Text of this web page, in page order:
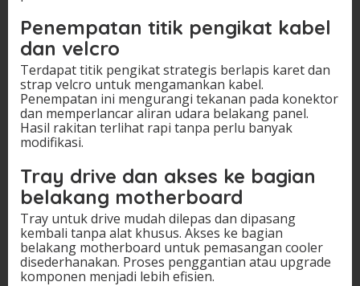
Penempatan titik pengikat kabel
dan velcro
Terdapat titik pengikat strategis berlapis karet dan
strap velcro untuk mengamankan kabel.
Penempatan ini mengurangi tekanan pada konektor
dan memperlancar aliran udara belakang panel.
Hasil rakitan terlihat rapi tanpa perlu banyak
modifikasi.
Tray drive dan akses ke bagian
belakang motherboard
Tray untuk drive mudah dilepas dan dipasang
kembali tanpa alat khusus. Akses ke bagian
belakang motherboard untuk pemasangan cooler
disederhanakan. Proses penggantian atau upgrade
komponen menjadi lebih efisien.